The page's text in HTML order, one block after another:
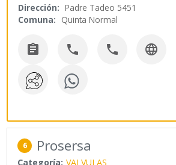
Dirección: Padre Tadeo 5451
Comuna: Quinta Normal
   
6 Prosersa
Categoría: VALVULAS